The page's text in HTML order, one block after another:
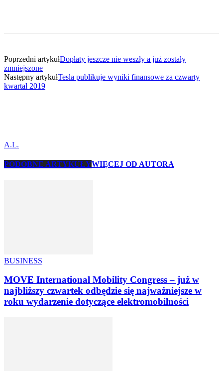
Poprzedni artykułDopłaty jeszcze nie weszły a już zostały
zmniejszone
Następny artykułTesla publikuje wyniki finansowe za czwarty
kwartał 2019
A.L.
PODOBNE ARTYKUŁYWIĘCEJ OD AUTORA
BUSINESS
MOVE International Mobility Congress – już w
najbliższy czwartek odbędzie się najważniejsze w
roku wydarzenie dotyczące elektromobilności